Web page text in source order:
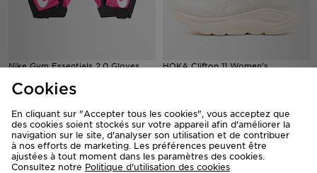
Nike Gym Essentials 2.0 Gloves
23,00€
HOKA Clifton 11 Women's
Cookies
En cliquant sur "Accepter tous les cookies", vous acceptez que
des cookies soient stockés sur votre appareil afin d'améliorer la
navigation sur le site, d'analyser son utilisation et de contribuer
à nos efforts de marketing. Les préférences peuvent être
ajustées à tout moment dans les paramètres des cookies.
Consultez notre Politique d'utilisation des cookies